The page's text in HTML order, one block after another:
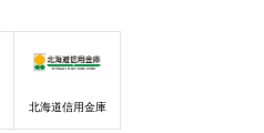
北海道信用金庫